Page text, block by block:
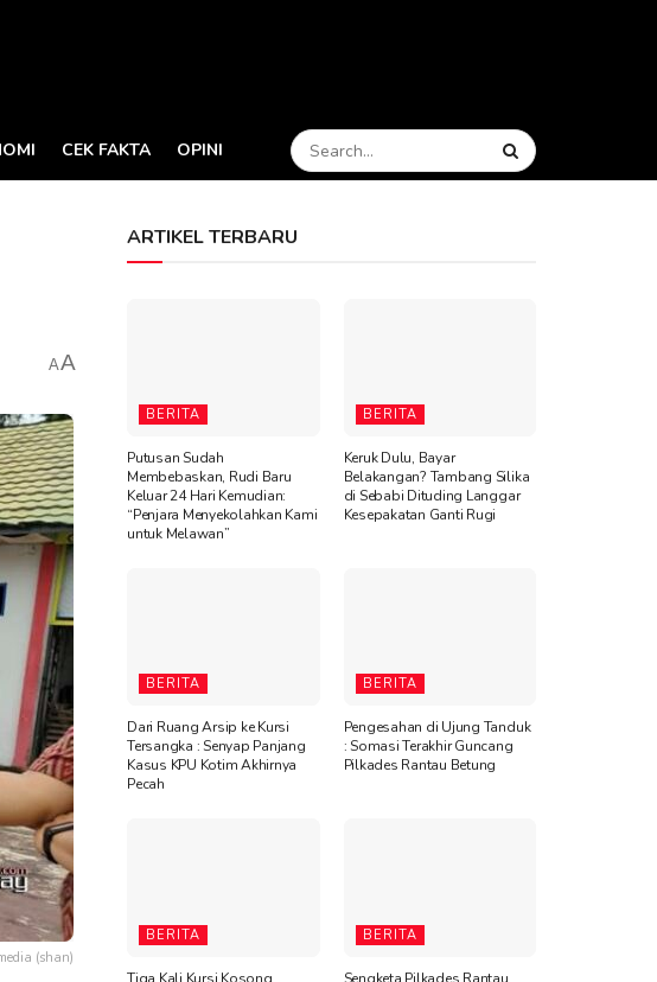
CEK FAKTA OPINI
AA
(shan)
ARTIKEL TERBARU
BERITA
Putusan Sudah
Membebaskan, Rudi Baru
Keluar 24 Hari Kemudian:
“Penjara Menyekolahkan Kami
untuk Melawan”
BERITA
Keruk Dulu, Bayar
Belakangan? Tambang Silika
di Sebabi Dituding Langgar
Kesepakatan Ganti Rugi
BERITA
Dari Ruang Arsip ke Kursi
Tersangka : Senyap Panjang
Kasus KPU Kotim Akhirnya
Pecah
BERITA
Pengesahan di Ujung Tanduk
: Somasi Terakhir Guncang
Pilkades Rantau Betung
BERITA
Tiga Kali Kursi Kosong
BERITA
Sengketa Pilkades Rantau